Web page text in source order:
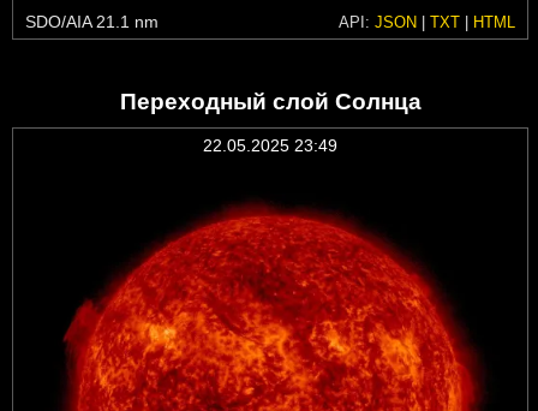
SDO/AIA 21.1 nm API: JSON | TXT | HTML
Переходный слой Солнца
22.05.2025 23:49